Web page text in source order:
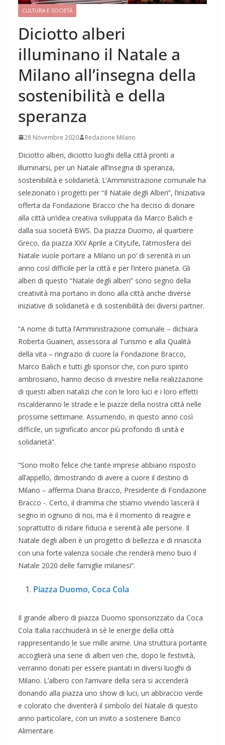
CULTURA E SOCIETÀ
Diciotto alberi
illuminano il Natale a
Milano all’insegna della
sostenibilità e della
speranza
28 Novembre 2020 Redazione Milano
Diciotto alberi, diciotto luoghi della città pronti a
illuminarsi, per un Natale all’insegna di speranza,
sostenibilità e solidarietà. L’Amministrazione comunale ha
selezionato i progetti per “Il Natale degli Alberi”, l’iniziativa
offerta da Fondazione Bracco che ha deciso di donare
alla città un’idea creativa sviluppata da Marco Balich e
dalla sua società BWS. Da piazza Duomo, al quartiere
Greco, da piazza XXV Aprile a CityLife, l’atmosfera del
Natale vuole portare a Milano un po’ di serenità in un
anno così difficile per la città e per l’intero pianeta. Gli
alberi di questo “Natale degli alberi” sono segno della
creatività ma portano in dono alla città anche diverse
iniziative di solidarietà e di sostenibilità dei diversi partner.
“A nome di tutta l’Amministrazione comunale – dichiara
Roberta Guaineri, assessora al Turismo e alla Qualità
della vita – ringrazio di cuore la Fondazione Bracco,
Marco Balich e tutti gli sponsor che, con puro spirito
ambrosiano, hanno deciso di investire nella realizzazione
di questi alberi natalizi che con le loro luci e i loro effetti
riscalderanno le strade e le piazze della nostra città nelle
prossime settimane. Assumendo, in questo anno così
difficile, un significato ancor più profondo di unità e
solidarietà”.
“Sono molto felice che tante imprese abbiano risposto
all’appello, dimostrando di avere a cuore il destino di
Milano – afferma Diana Bracco, Presidente di Fondazione
Bracco -. Certo, il dramma che stiamo vivendo lascerà il
segno in ognuno di noi, ma è il momento di reagire e
soprattutto di ridare fiducia e serenità alle persone. Il
Natale degli alberi è un progetto di bellezza e di rinascita
con una forte valenza sociale che renderà meno buio il
Natale 2020 delle famiglie milanesi”.
Piazza Duomo, Coca Cola
Il grande albero di piazza Duomo sponsorizzato da Coca
Cola Italia racchiuderà in sè le energie della città
rappresentando le sue mille anime. Una struttura portante
accoglierà una serie di alberi veri che, dopo le festività,
verranno donati per essere piantati in diversi luoghi di
Milano. L’albero con l’arrivare della sera si accenderà
donando alla piazza uno show di luci, un abbraccio verde
e colorato che diventerà il simbolo del Natale di questo
anno particolare, con un invito a sostenere Banco
Alimentare.